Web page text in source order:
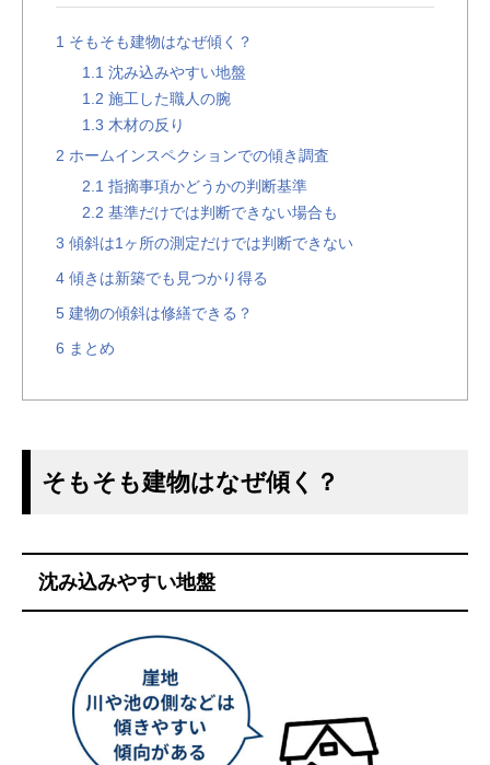
1 そもそも建物はなぜ傾く？
1.1 沈み込みやすい地盤
1.2 施工した職人の腕
1.3 木材の反り
2 ホームインスペクションでの傾き調査
2.1 指摘事項かどうかの判断基準
2.2 基準だけでは判断できない場合も
3 傾斜は1ヶ所の測定だけでは判断できない
4 傾きは新築でも見つかり得る
5 建物の傾斜は修繕できる？
6 まとめ
そもそも建物はなぜ傾く？
沈み込みやすい地盤